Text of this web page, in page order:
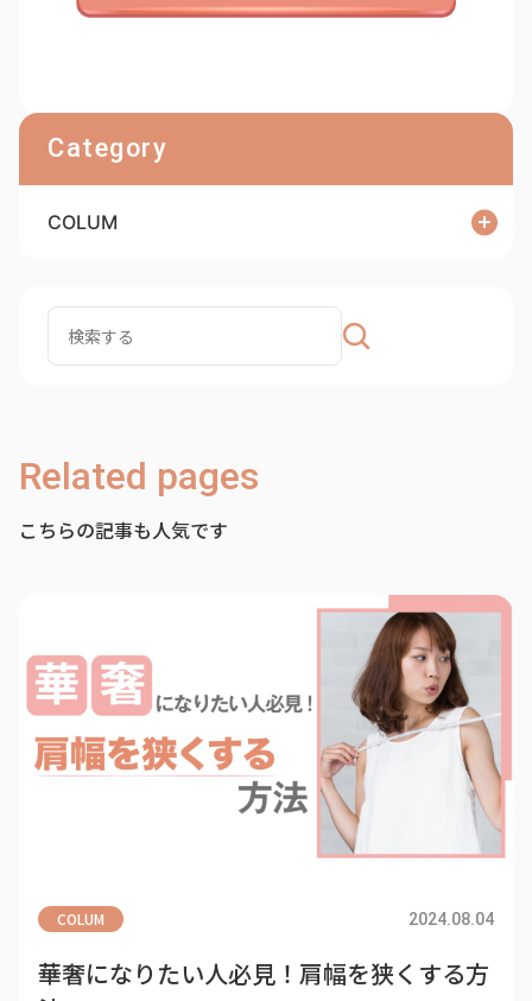
Category
COLUM
Related pages
こちらの記事も人気です
COLUM 2024.08.04
華奢になりたい人必見！肩幅を狭くする方